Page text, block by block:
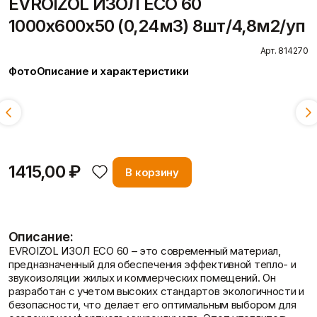
Пены/герметики
Герметик
Монтажные пены
Пленки/Мембраны
Пароизоляционные
плёнки
Показать больше
Плита потолочная
Показать больше
Акустические Ленты
Маячковый профиль
Подвесы и профили для
Расходные
материалы
Мешки
Сетки/Стеклообои
Малярные ленты
Стеклообои/Флизелин
1000х600х50 (0,24м3) 8шт/4,8м2/уп
Арт. 814270
ФотоОписание и характеристики
1415,00 ₽ В корзину
Описание:
EVROIZOL ИЗОЛ ECO 60 – это современный материал,
предназначенный для обеспечения эффективной тепло- и
звукоизоляции жилых и коммерческих помещений. Он
разработан с учетом высоких стандартов экологичности и
безопасности, что делает его оптимальным выбором для